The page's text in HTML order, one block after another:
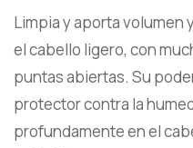
Limpia y aporta volumen
el cabello ligero, con
puntas abiertas. Su
protector contra la
profundamente en el